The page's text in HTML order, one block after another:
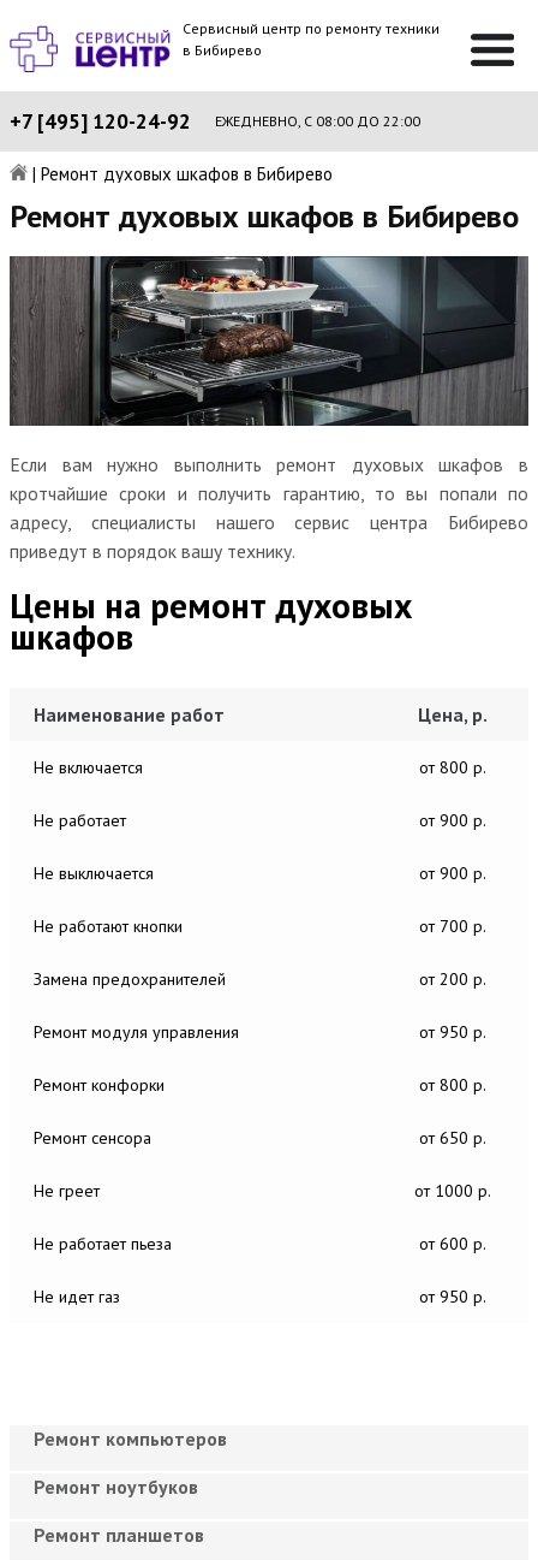
Сервисный центр по ремонту техники
в Бибирево
+7 [495] 120-24-92 ЕЖЕДНЕВНО, С 08:00 ДО 22:00
| Ремонт духовых шкафов в Бибирево
Ремонт духовых шкафов в Бибирево
Если вам нужно выполнить ремонт духовых шкафов в
кротчайшие сроки и получить гарантию, то вы попали по
адресу, специалисты нашего сервис центра Бибирево
приведут в порядок вашу технику.
Цены на ремонт духовых
шкафов
Наименование работ Цена, р.
Не включается от 800 р.
Не работает от 900 р.
Не выключается от 900 р.
Не работают кнопки от 700 р.
Замена предохранителей от 200 р.
Ремонт модуля управления от 950 р.
Ремонт конфорки от 800 р.
Ремонт сенсора от 650 р.
Не греет от 1000 р.
Не работает пьеза от 600 р.
Не идет газ от 950 р.
Ремонт компьютеров
Ремонт ноутбуков
Ремонт планшетов